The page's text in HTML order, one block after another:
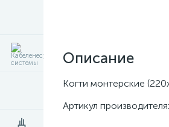
Описание
Когти монтерские
Артикул производителя: